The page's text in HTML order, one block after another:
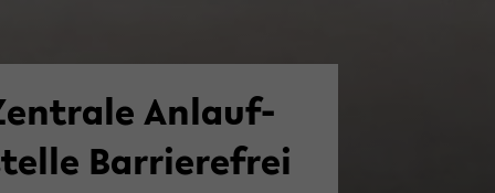
An­lauf­
Bar­rie­re­frei